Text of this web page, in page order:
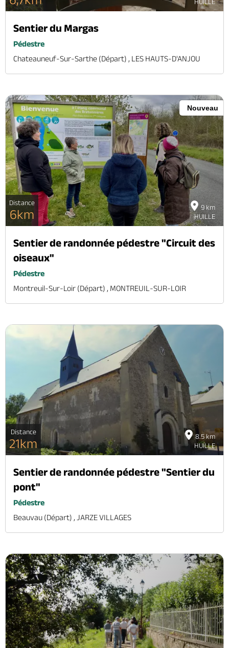
Sentier du Margas
Pédestre
Chateauneuf-Sur-Sarthe (départ) , LES HAUTS-D'ANJOU
9 km
HUILLE
Nouveau
Distance
6km
Sentier de randonnée pédestre "Circuit des
oiseaux"
Pédestre
Montreuil-Sur-Loir (départ) , MONTREUIL-SUR-LOIR
8.5 km
HUILLE
Distance
21km
Sentier de randonnée pédestre "Sentier du
pont"
Pédestre
Beauvau (départ) , JARZE VILLAGES